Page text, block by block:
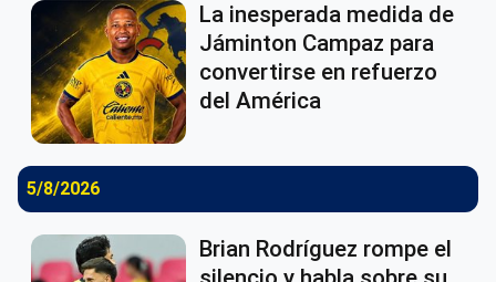
La inesperada medida de
Jáminton Campaz para
convertirse en refuerzo
del América
5/8/2026
Brian Rodríguez rompe el